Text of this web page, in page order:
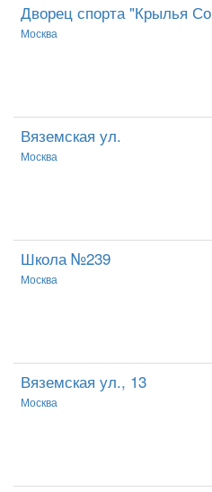
Дворец спорта "Крылья
Москва
Вяземская ул.
Москва
Школа №239
Москва
Вяземская ул., 13
Москва